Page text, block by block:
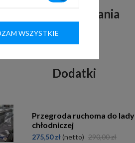
Pliki do pobrania
produktowy
Dodatki
Przegroda ruchoma do lady
chłodniczej
275,50 zł (netto) 290,00 zł
WSZYSTKIE